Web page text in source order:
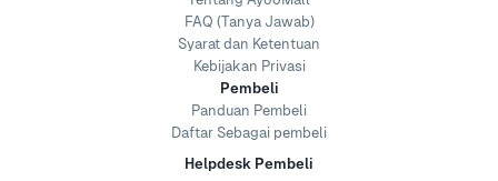
FAQ (Tanya Jawab)
Syarat dan Ketentuan
Kebijakan Privasi
Pembeli
Panduan Pembeli
Daftar Sebagai pembeli
Helpdesk Pembeli